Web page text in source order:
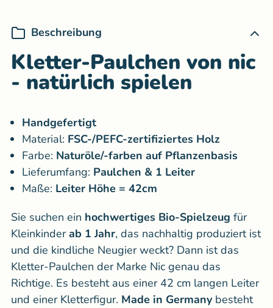
Beschreibung
Kletter-Paulchen von nic
- natürlich spielen
Handgefertigt
Material: FSC-/PEFC-zertifiziertes Holz
Farbe: Naturöle/-farben auf Pflanzenbasis
Lieferumfang: Paulchen & 1 Leiter
Maße: Leiter Höhe = 42cm
Sie suchen ein hochwertiges Bio-Spielzeug für
Kleinkinderab 1 Jahr, das nachhaltig produziert ist
und die kindliche Neugier weckt? Dann ist das
Kletter-Paulchen der Marke Nic genau das
Richtige. Es besteht aus einer 42 cm langen Leiter
und einer Kletterfigur. Made in Germany besteht